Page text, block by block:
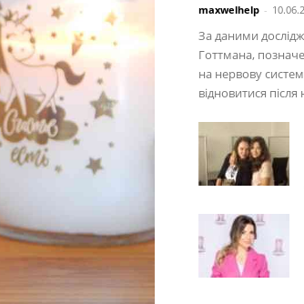
maxwelhelp -
За даними
Готтмана,
на нервову
відновитися